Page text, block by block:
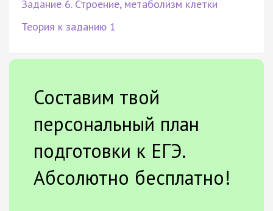
Задание 6. Строение, метаболизм клетки
Теория к заданию 1
Составим твой
персональный план
подготовки к ЕГЭ.
Абсолютно бесплатно!